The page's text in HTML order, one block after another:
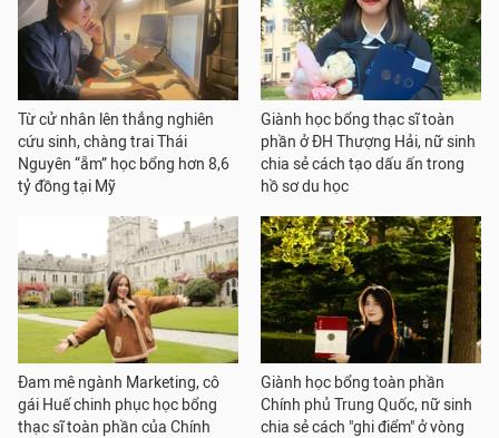
Từ cử nhân lên thẳng nghiên
cứu sinh, chàng trai Thái
Nguyên “ẵm” học bổng hơn 8,6
tỷ đồng tại Mỹ
Giành học bổng thạc sĩ toàn
phần ở ĐH Thượng Hải, nữ sinh
chia sẻ cách tạo dấu ấn trong
hồ sơ du học
Đam mê ngành Marketing, cô
gái Huế chinh phục học bổng
thạc sĩ toàn phần của Chính
Giành học bổng toàn phần
Chính phủ Trung Quốc, nữ sinh
chia sẻ cách "ghi điểm" ở vòng